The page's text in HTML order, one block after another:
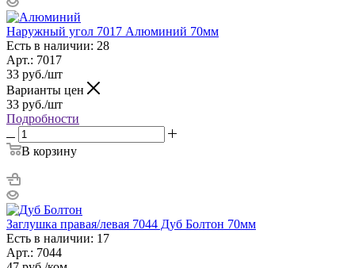
Наружный угол 7017 Алюминий 70мм
Есть в наличии: 28
Арт.: 7017
33 руб./шт
Варианты цен
33 руб./шт
Подробности
В корзину
Заглушка правая/левая 7044 Дуб Болтон 70мм
Есть в наличии: 17
Арт.: 7044